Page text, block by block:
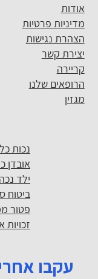
אודות
מדיניות פרטיות
הצהרת נגישות
יצירת קשר
קריירה
הרופאים שלנו
מגזין
נכות
אובדן
ילד נכה
ביטוח
פטור
זכויות
עקבו